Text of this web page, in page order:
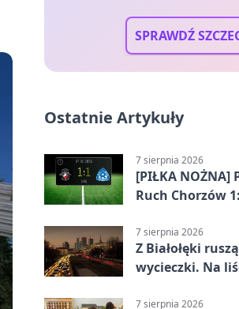
SPRAWDŹ
Ostatnie Artykuły
7 sierpnia 2026
[PIŁKA NOŻNA]
Ruch Chorzów
7 sierpnia 2026
Z Białołęki
wycieczki. Na
7 sierpnia 2026